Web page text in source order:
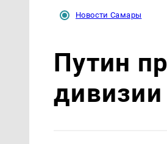
Новости Самары
Путин